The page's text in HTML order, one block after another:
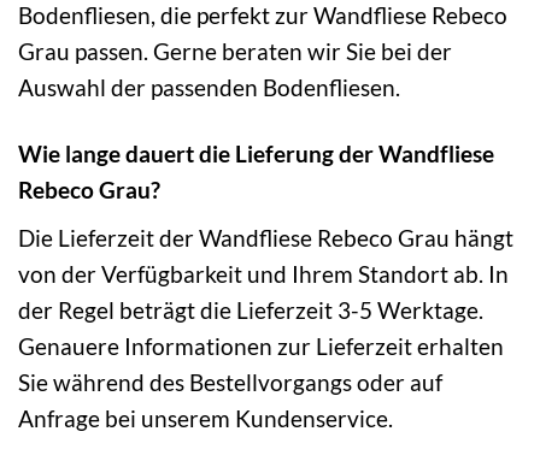
Bodenfliesen, die perfekt zur Wandfliese Rebeco
Grau passen. Gerne beraten wir Sie bei der
Auswahl der passenden Bodenfliesen.
Wie lange dauert die Lieferung der Wandfliese
Rebeco Grau?
Die Lieferzeit der Wandfliese Rebeco Grau hängt
von der Verfügbarkeit und Ihrem Standort ab. In
der Regel beträgt die Lieferzeit 3-5 Werktage.
Genauere Informationen zur Lieferzeit erhalten
Sie während des Bestellvorgangs oder auf
Anfrage bei unserem Kundenservice.